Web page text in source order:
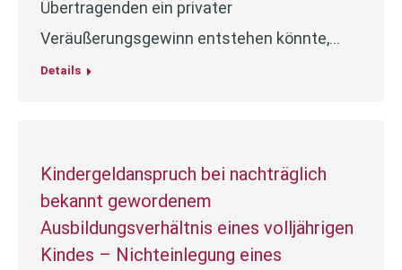
Übertragenden ein privater
Veräußerungsgewinn entstehen könnte,…
Details
Kindergeldanspruch bei nachträglich
bekannt gewordenem
Ausbildungsverhältnis eines volljährigen
Kindes – Nichteinlegung eines